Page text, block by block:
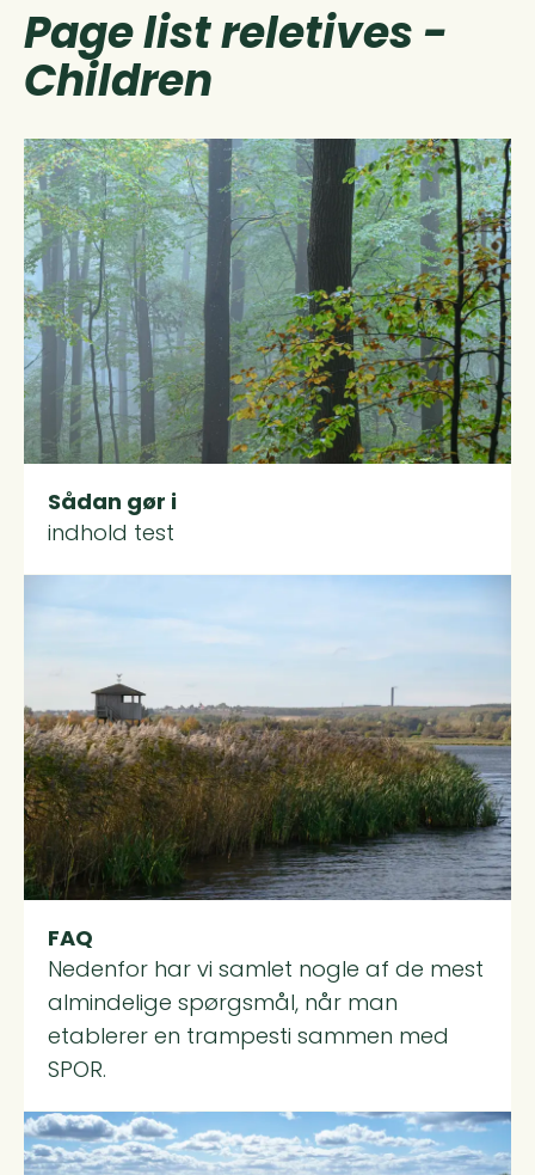
Page list reletives -
Children
Read more about Sådan gør i
Sådan gør i
indhold test
FAQ
Nedenfor har vi samlet nogle af de mest
almindelige spørgsmål, når man
etablerer en trampesti sammen med
SPOR.
Read more about Bliv Frivillig